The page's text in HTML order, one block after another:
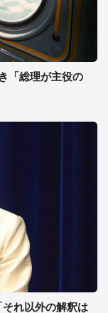
「総理が主役の
それ以外の解釈は